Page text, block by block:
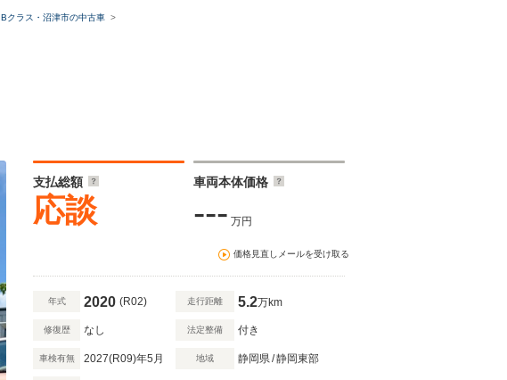
Bクラス・沼津市の中古車
支払総額
応談
車両本体価格
--- 万円
価格見直しメールを受け取る
年式 2020 (R02) 走行距離 5.2万km
修復歴 なし 法定整備 付き
車検有無 2027(R09)年5月 地域 静岡県/静岡東部